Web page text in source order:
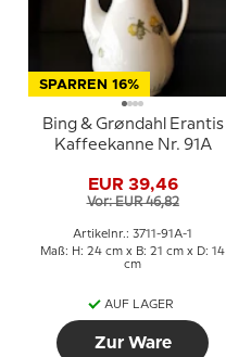
SPARREN 16%
Bing & Grøndahl Erantis
Kaffeekanne Nr. 91A
EUR 39,46
Vor: EUR 46,82
Artikelnr.: 3711-91A-1
Maß: H: 24 cm x B: 21 cm x D: 14
cm
AUF LAGER
Zur Ware